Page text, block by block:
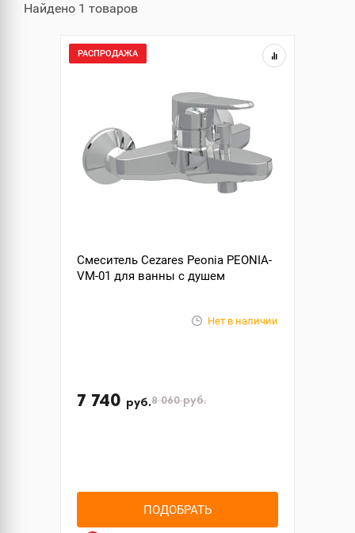
Найдено 1 товаров
РАСПРОДАЖА
Смеситель Cezares Peonia PEONIA-
VM-01 для ванны с душем
Нет в наличии
7 740 руб.8 060руб.
ПОДОБРАТЬ